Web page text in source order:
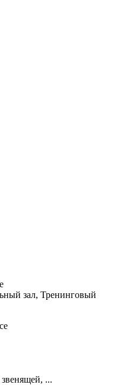
зал, Тренинговый
...